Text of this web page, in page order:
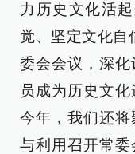
力历史文化活
觉、坚定文化自
委会会议，深
员成为历史文化
今年，我们还
与利用召开常